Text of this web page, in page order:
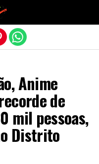
Anime
de
mil pessoas,
Distrito